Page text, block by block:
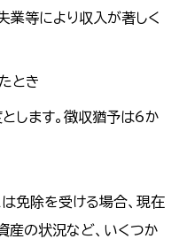
業等により収入が著しく
とき
します。徴収猶予は6か
免除を受ける場合、現在
産の状況など、いくつか